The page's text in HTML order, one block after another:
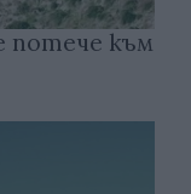
потече към